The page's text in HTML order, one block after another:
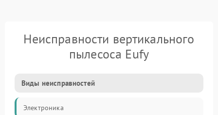
Неисправности вертикального
пылесоса Eufy
Виды неисправностей
Электроника